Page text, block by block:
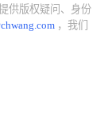
供版权疑问、身份
，我们